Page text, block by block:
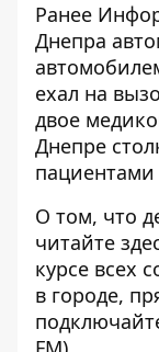
Ранее
Днепра
ехал на
двое
Днепре
пациентами
О том, что
читайте
курсе всех
в городе,